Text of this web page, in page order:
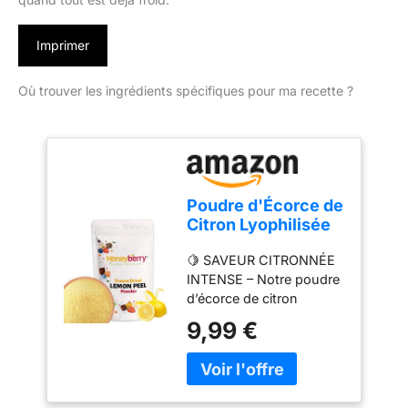
Imprimer
Où trouver les ingrédients spécifiques pour ma recette ?
Poudre d'Écorce de
Citron Lyophilisée
Zeste de Citron
Déshydraté -
Poudre de Fruits
Lyophilisée pour
Pâtisseries,
Smoothies, Yaourts
et Thé – Naturelle
🍋 SAVEUR CITRONNÉE
INTENSE – Notre poudre
d’écorce de citron
fraîcheur et l’acidité
naturelle du citron
directement dans votre
9,99 €